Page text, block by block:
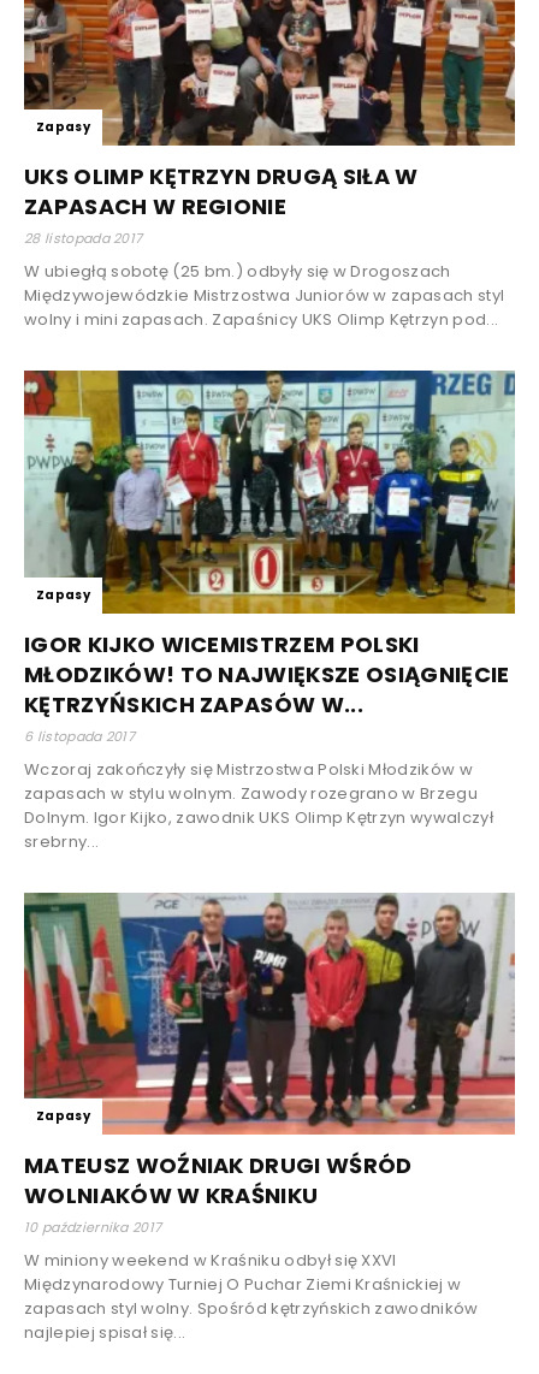
Zapasy
UKS OLIMP KĘTRZYN DRUGĄ SIŁA W
ZAPASACH W REGIONIE
28 listopada 2017
W ubiegłą sobotę (25 bm.) odbyły się w Drogoszach
Międzywojewódzkie Mistrzostwa Juniorów w zapasach styl
wolny i mini zapasach. Zapaśnicy UKS Olimp Kętrzyn pod...
Zapasy
IGOR KIJKO WICEMISTRZEM POLSKI
MŁODZIKÓW! TO NAJWIĘKSZE OSIĄGNIĘCIE
KĘTRZYŃSKICH ZAPASÓW W...
6 listopada 2017
Wczoraj zakończyły się Mistrzostwa Polski Młodzików w
zapasach w stylu wolnym. Zawody rozegrano w Brzegu
Dolnym. Igor Kijko, zawodnik UKS Olimp Kętrzyn wywalczył
srebrny...
Zapasy
MATEUSZ WOŹNIAK DRUGI WŚRÓD
WOLNIAKÓW W KRAŚNIKU
10 października 2017
W miniony weekend w Kraśniku odbył się XXVI
Międzynarodowy Turniej O Puchar Ziemi Kraśnickiej w
zapasach styl wolny. Spośród kętrzyńskich zawodników
najlepiej spisał się...